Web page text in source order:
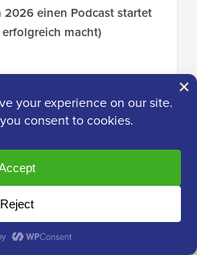
2026 einen Podcast startet
macht)
Sie das WordPress-
Sie Google Analytics
für Anfänger